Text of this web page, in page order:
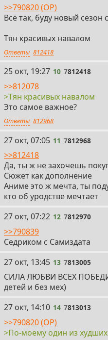
>>790820 (OP)
Всё так, буду новый сезон
Тян красивых навалом
Ответы 812418
10
25 окт, 19:27 10 7812418
>>812078
>Тян красивых навалом
Это самое важное?
Ответы 812968
11
27 окт, 07:05 11 7812968
>>812418
Да, ты ж не захочешь
Сюжет как дополнение
Аниме это ж мечта, ты
кто об уродстве мечтает
12
27 окт, 07:22 12 7812970
>>790839
Седриком с Самиздата
13
27 окт, 13:45 13 7813005
СИЛА ЛЮБВИ ВСЕХ
детей и без мех)
14
27 окт, 14:10 14 7813013
>>790820 (OP)
>По-моему один из